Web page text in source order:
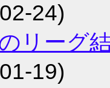
24)
リーグ
19)